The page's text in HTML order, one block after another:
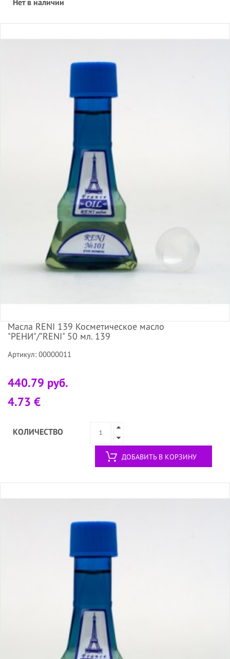
Масла RENI 139 Косметическое масло
"РЕНИ"/"RENI" 50 мл. 139
Артикул: 00000011
440.79 руб.
4.73 €
КОЛИЧЕСТВО
ДОБАВИТЬ В КОРЗИНУ